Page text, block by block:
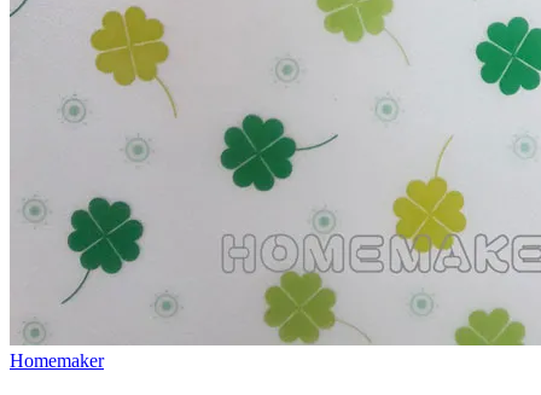
Homemaker